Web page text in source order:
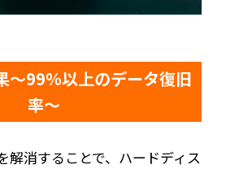
～99％以上のデータ復旧
率～
解消することで、ハードディス